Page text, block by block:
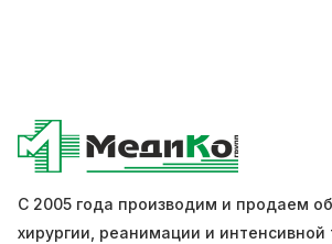
С 2005 года производим и продаем
хирургии, реанимации и интенсивной